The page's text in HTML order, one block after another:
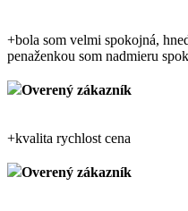
+bola som velmi spokojná,
penaženkou som nadmieru
Overený zákazník
+kvalita rychlost cena
Overený zákazník